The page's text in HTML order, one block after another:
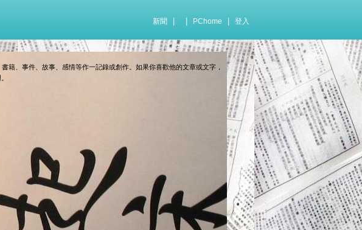
新聞 PChome 登入
籍、事件、故事、感情等作一記錄或創作。如果你喜歡他的文章或文字，